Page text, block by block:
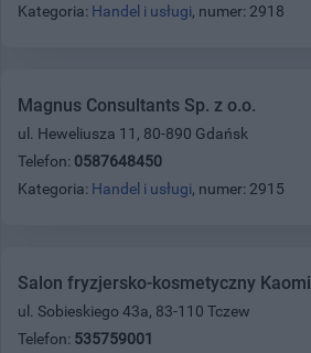
Kategoria: Handel i usługi, numer: 2918
Magnus Consultants Sp. z o.o.
ul. Heweliusza 11, 80-890 Gdańsk
Telefon: 0587648450
Kategoria: Handel i usługi, numer: 2915
Salon fryzjersko-kosmetyczny Kaomi
ul. Sobieskiego 43a, 83-110 Tczew
Telefon: 535759001